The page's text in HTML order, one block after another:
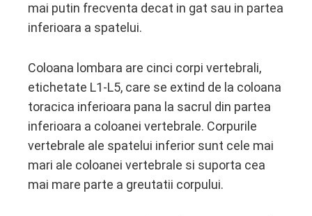
mai putin frecventa decat in ​​gat sau in partea
inferioara a spatelui.
Coloana lombara are cinci corpi vertebrali,
etichetate L1-L5, care se extind de la coloana
toracica inferioara pana la sacrul din partea
inferioara a coloanei vertebrale. Corpurile
vertebrale ale spatelui inferior sunt cele mai
mari ale coloanei vertebrale si suporta cea
mai mare parte a greutatii corpului.